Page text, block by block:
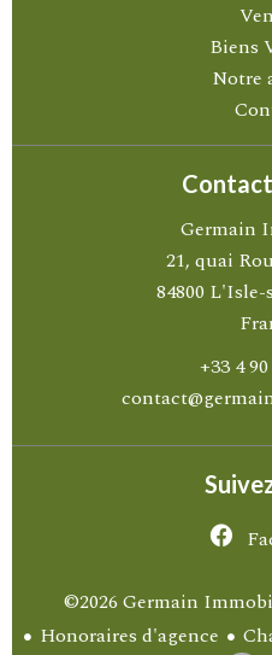
Biens
Notre
Germain
21, quai
84800 L'Isle-
+33 4
©2026 Germain
Honoraires d'agence